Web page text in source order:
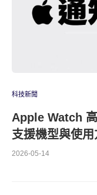
科技新聞
Apple Watch
支援機型與使
2026-05-14